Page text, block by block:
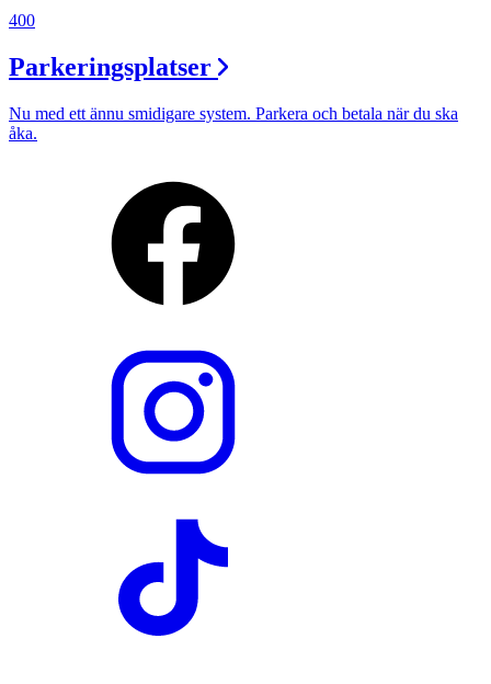
400
Parkeringsplatser
Nu med ett ännu smidigare system. Parkera och betala när du ska
åka.